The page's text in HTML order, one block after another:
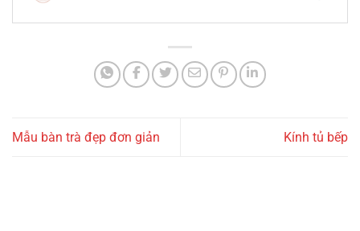
Mẫu bàn trà đẹp đơn giản Kính tủ bếp